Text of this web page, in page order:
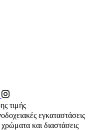
τιμής
εγκαταστάσεις
και διαστάσεις